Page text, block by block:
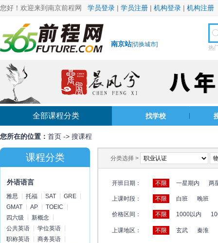
您好！欢迎来到南京前程网 学员登录 | 学员注册 | 机构登录 | 机构注册
南京站[切换城市] 热
全部课程分类 找学校
您所在的位置： 首页 -> 搜课程
课程分类
外语语言
雅思 托福 SAT
GRE
GMAT
AP
TOEIC
四六级
新概念
公共英语
学位英语
职称英语
商务英语
分类选择 >
开班日期： 不限 一星期内 两
上课时段： 不限 白班 晚班
价格区间： 不限 1000以内
上课地区： 不限 玄武 秦淮